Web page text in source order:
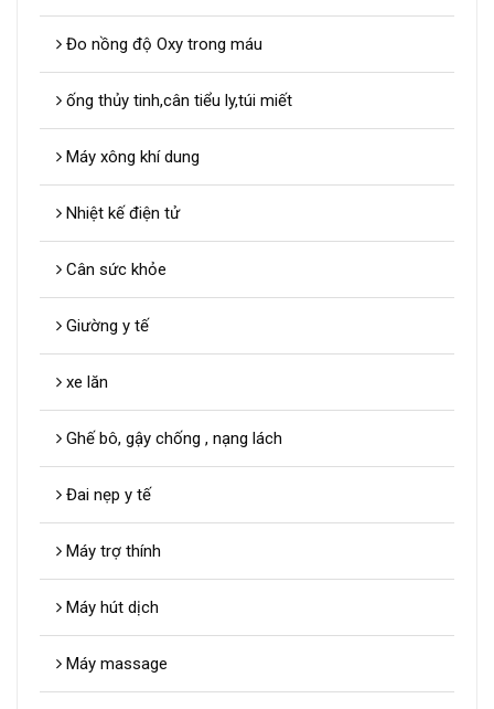
Đo nồng độ Oxy trong máu
ống thủy tinh,cân tiểu ly,túi miết
Máy xông khí dung
Nhiệt kế điện tử
Cân sức khỏe
Giường y tế
xe lăn
Ghế bô, gậy chống , nạng lách
Đai nẹp y tế
Máy trợ thính
Máy hút dịch
Máy massage